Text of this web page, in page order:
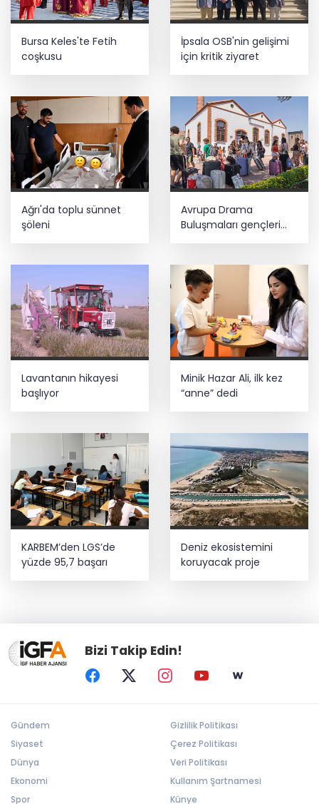
Bursa Keles'te Fetih
coşkusu
İpsala OSB'nin gelişimi
için kritik ziyaret
Ağrı'da toplu sünnet
şöleni
Avrupa Drama
Buluşmaları gençleri
Lavantanın hikayesi
başlıyor
Minik Hazar Ali, ilk kez
“anne” dedi
KARBEM’den LGS’de
yüzde 95,7 başarı
Deniz ekosistemini
koruyacak proje
Bizi Takip Edin!
Gündem
Siyaset
Dünya
Ekonomi
Spor
Gizlilik Politikası
Çerez Politikası
Veri Politikası
Kullanım Şartnamesi
Künye